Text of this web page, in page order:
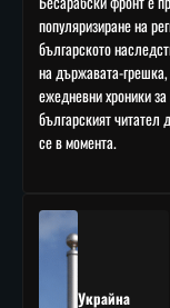
популяризиране на
българското
на държавата-
ежедневни хроники
българският читател
се в момента.
Украйна